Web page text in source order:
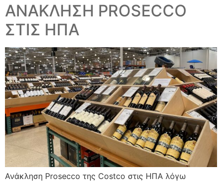
ΑΝΑΚΛΗΣΗ PROSECCO
ΣΤΙΣ ΗΠΑ
Ανάκληση Prosecco της Costco στις ΗΠΑ λόγω